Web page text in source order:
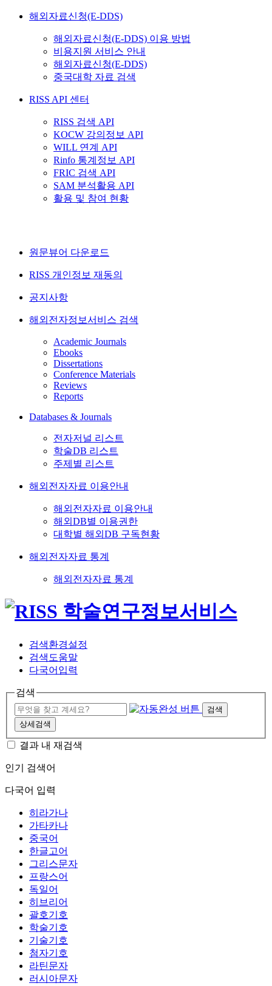
해외자료신청(E-DDS)
해외자료신청(E-DDS) 이용 방법
비용지원 서비스 안내
해외자료신청(E-DDS)
중국대학 자료 검색
RISS API 센터
RISS 검색 API
KOCW 강의정보 API
WILL 연계 API
Rinfo 통계정보 API
FRIC 검색 API
SAM 분석활용 API
활용 및 참여 현황
원문뷰어 다운로드
RISS 개인정보 재동의
공지사항
해외전자정보서비스 검색
Academic Journals
Ebooks
Dissertations
Conference Materials
Reviews
Reports
Databases & Journals
전자저널 리스트
학술DB 리스트
주제별 리스트
해외전자자료 이용안내
해외전자자료 이용안내
해외DB별 이용권한
대학별 해외DB 구독현황
해외전자자료 통계
해외전자자료 통계
검색환경설정
검색도움말
다국어입력
검색
검색
상세검색
결과 내 재검색
인기 검색어
다국어 입력
히라가나
가타카나
중국어
한글고어
그리스문자
프랑스어
독일어
히브리어
괄호기호
학술기호
기술기호
첨자기호
라틴문자
러시아문자